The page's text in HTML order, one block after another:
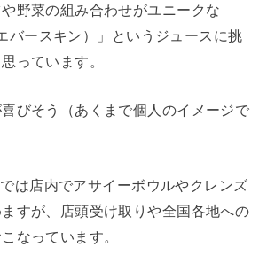
野菜の組み合わせがユニークな
バースキン）」というジュースに挑
っています。
びそう（あくまで個人のイメージで
は店内でアサイーボウルやクレンズ
すが、店頭受け取りや全国各地への
なっています。